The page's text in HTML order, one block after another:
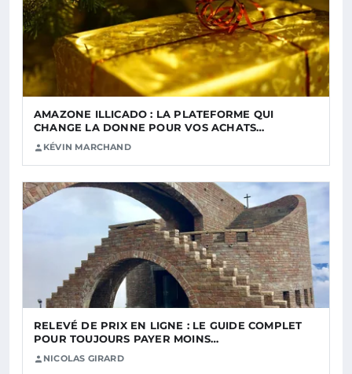
AMAZONE ILLICADO : LA PLATEFORME QUI
CHANGE LA DONNE POUR VOS ACHATS…
KÉVIN MARCHAND
RELEVÉ DE PRIX EN LIGNE : LE GUIDE COMPLET
POUR TOUJOURS PAYER MOINS…
NICOLAS GIRARD